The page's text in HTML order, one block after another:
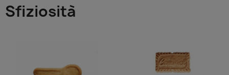
Sfiziosità